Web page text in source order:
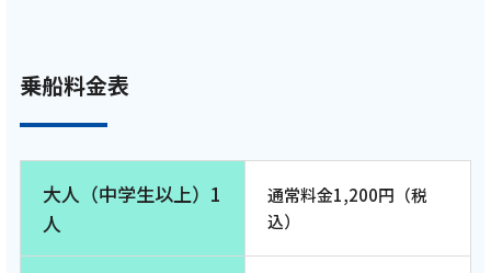
乗船料金表
大人（中学生以上）1
人
通常料金1,200円（税
込）